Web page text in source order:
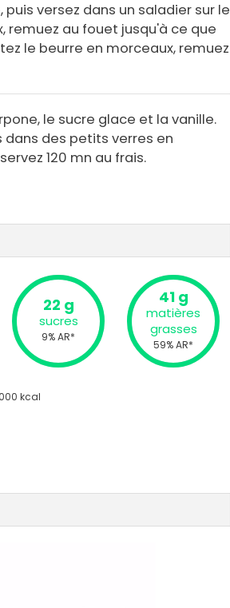
versez dans un saladier sur le
remuez au fouet jusqu'à ce que
le beurre en morceaux, remuez
le sucre glace et la vanille.
des petits verres en
120 mn au frais.
22 g
sucres
9% AR*
41 g
matières
grasses
59% AR*
kcal